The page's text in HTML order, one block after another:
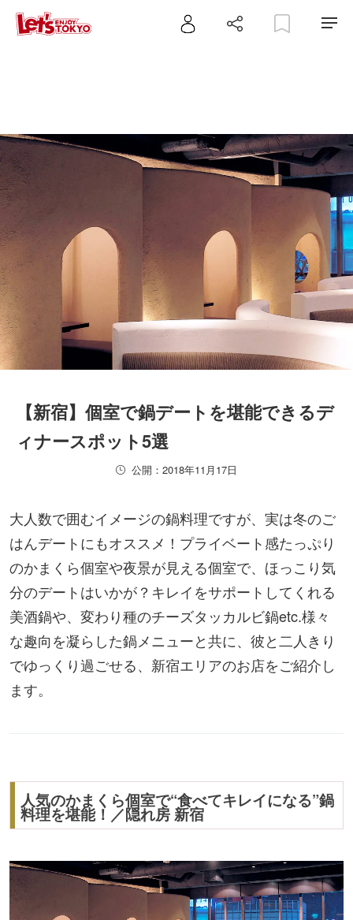
【新宿】個室で鍋デートを堪能できるデ
ィナースポット5選
公開：2018年11月17日
大人数で囲むイメージの鍋料理ですが、実は冬のご
はんデートにもオススメ！プライベート感たっぷり
のかまくら個室や夜景が見える個室で、ほっこり気
分のデートはいかが？キレイをサポートしてくれる
美酒鍋や、変わり種のチーズタッカルビ鍋etc.様々
な趣向を凝らした鍋メニューと共に、彼と二人きり
でゆっくり過ごせる、新宿エリアのお店をご紹介し
ます。
人気のかまくら個室で“食べてキレイになる”鍋
料理を堪能！／隠れ房 新宿